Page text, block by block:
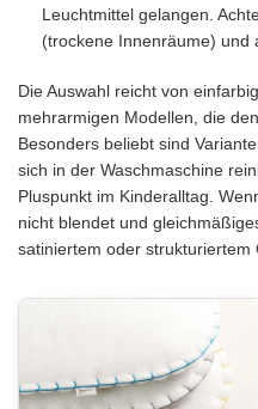
Leuchtmittel gelangen.
(trockene Innenräume) und
Die Auswahl reicht von
mehrarmigen Modellen, die
Besonders beliebt sind
sich in der Waschmaschine
Pluspunkt im Kinderalltag.
nicht blendet und
satiniertem oder strukturiertem